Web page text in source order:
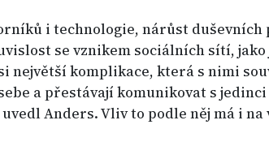
i technologie, nárůst duševních
se vznikem sociálních sítí, jako
největší komplikace, která s nimi
a přestávají komunikovat s jedinci
Anders. Vliv to podle něj má i na